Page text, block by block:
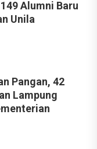
Alumni Baru
Unila
Pangan, 42
Lampung